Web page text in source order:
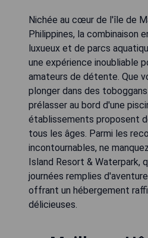
Nichée au cœur de l'île de
Philippines, la combinaison
luxueux et de parcs
une expérience inoubliable
amateurs de détente. Que
plonger dans des
prélasser au bord d'une
établissements proposent
tous les âges. Parmi les
incontournables, ne
Island Resort & Waterpark,
journées remplies
offrant un hébergement
délicieuses.